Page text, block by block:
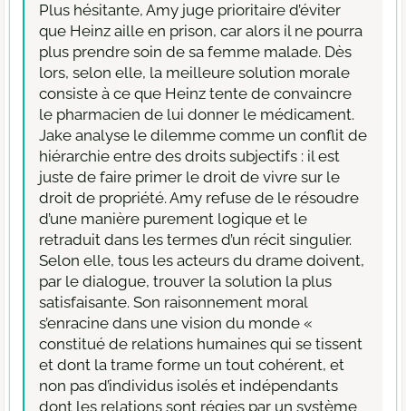
Plus hésitante, Amy juge prioritaire d’éviter
que Heinz aille en prison, car alors il ne pourra
plus prendre soin de sa femme malade. Dès
lors, selon elle, la meilleure solution morale
consiste à ce que Heinz tente de convaincre
le pharmacien de lui donner le médicament.
Jake analyse le dilemme comme un conflit de
hiérarchie entre des droits subjectifs : il est
juste de faire primer le droit de vivre sur le
droit de propriété. Amy refuse de le résoudre
d’une manière purement logique et le
retraduit dans les termes d’un récit singulier.
Selon elle, tous les acteurs du drame doivent,
par le dialogue, trouver la solution la plus
satisfaisante. Son raisonnement moral
s’enracine dans une vision du monde «
constitué de relations humaines qui se tissent
et dont la trame forme un tout cohérent, et
non pas d’individus isolés et indépendants
dont les relations sont régies par un système